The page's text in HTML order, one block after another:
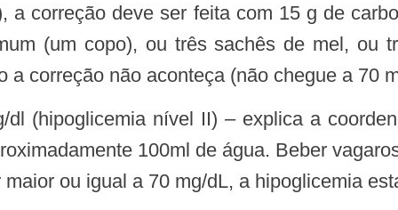
a correção deve ser feita com 15 g de
(um copo), ou três sachês de mel, ou
correção não aconteça (não chegue a 70
100ml de água. Beber
ou igual a 70 mg/dL, a hipoglicemia